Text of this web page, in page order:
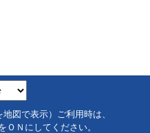
図で表示）ご利用時は、
Ｎにしてください。